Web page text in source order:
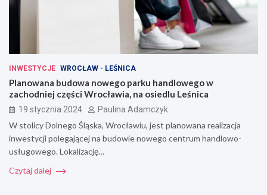
INWESTYCJE WROCŁAW - LEŚNICA
Planowana budowa nowego parku handlowego w
zachodniej części Wrocławia, na osiedlu Leśnica
19 stycznia 2024 Paulina Adamczyk
W stolicy Dolnego Śląska, Wrocławiu, jest planowana realizacja
inwestycji polegającej na budowie nowego centrum handlowo-
usługowego. Lokalizację…
Czytaj dalej